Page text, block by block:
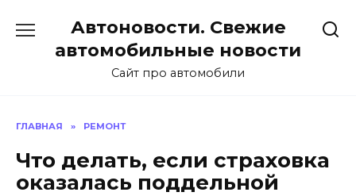
содержанию
Автоновости. Свежие
автомобильные новости
Сайт про автомобили
ГЛАВНАЯ » РЕМОНТ
Что делать, если страховка
оказалась поддельной